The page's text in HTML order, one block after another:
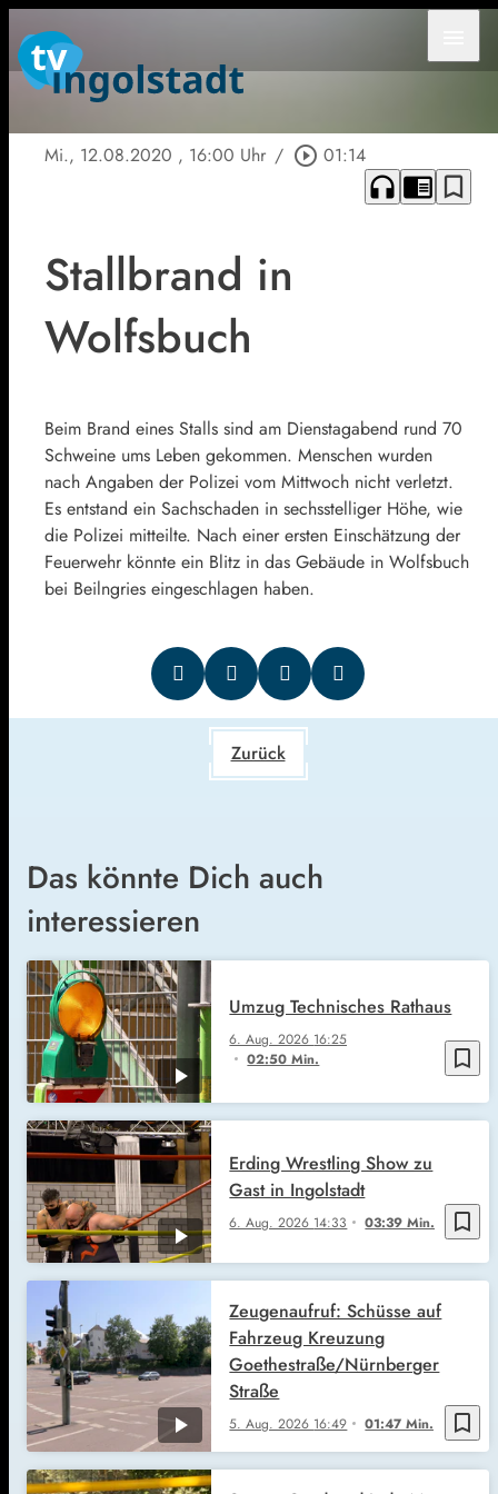
Mi., 12.08.2020 , 16:00 Uhr / play_circle_outline 01:14
headphones chrome_reader_mode bookmark_border
Stallbrand in
Wolfsbuch
Beim Brand eines Stalls sind am Dienstagabend rund 70
Schweine ums Leben gekommen. Menschen wurden
nach Angaben der Polizei vom Mittwoch nicht verletzt.
Es entstand ein Sachschaden in sechsstelliger Höhe, wie
die Polizei mitteilte. Nach einer ersten Einschätzung der
Feuerwehr könnte ein Blitz in das Gebäude in Wolfsbuch
bei Beilngries eingeschlagen haben.
Zurück
Das könnte Dich auch
interessieren
bookmark_border
6. Aug. 2026 16:25
02:50 Min.
Umzug Technisches Rathaus
bookmark_border
6. Aug. 2026 14:33 03:39 Min.
Erding Wrestling Show zu
Gast in Ingolstadt
bookmark_border
5. Aug. 2026 16:49 01:47 Min.
Zeugenaufruf: Schüsse auf
Fahrzeug Kreuzung
Goethestraße/Nürnberger
Straße